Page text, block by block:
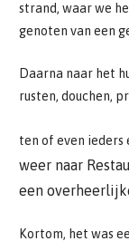
strand, waar we
genoten van een
Daarna naar het
rusten, douchen,
ten of even ieders
weer naar
een
Kortom, het was